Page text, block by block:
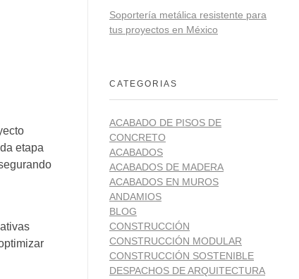
etapa
Soportería metálica resistente para
tus proyectos en México
CATEGORIAS
ACABADO DE PISOS DE
CONCRETO
ACABADOS
ACABADOS DE MADERA
ACABADOS EN MUROS
ANDAMIOS
BLOG
CONSTRUCCIÓN
CONSTRUCCIÓN MODULAR
CONSTRUCCIÓN SOSTENIBLE
DESPACHOS DE ARQUITECTURA